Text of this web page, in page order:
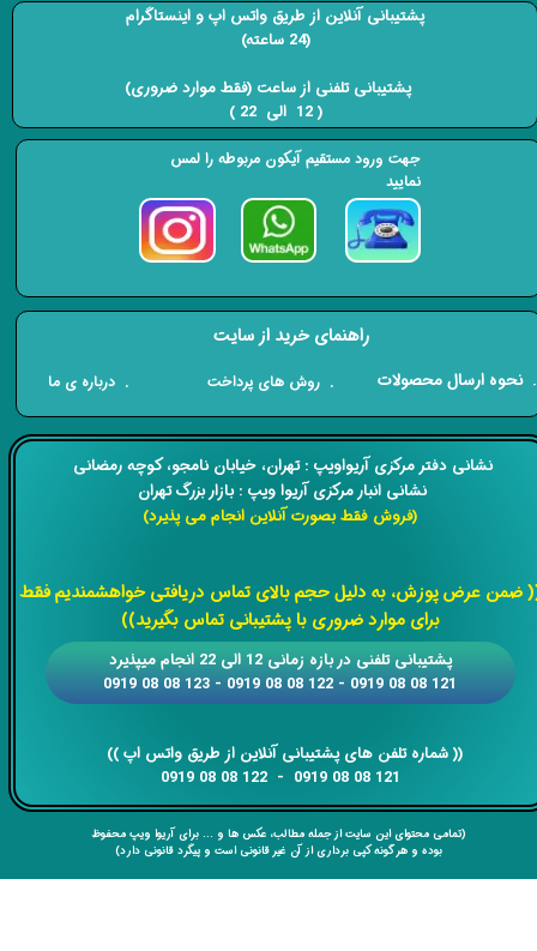
​​نشانی دفتر مرکزی آریواویپ : تهران، خیابان نامجو،کوچه رمضانی
نشانی انبار مرکزی آریوا ویپ : بازار بزرگ تهران
(فروش فقط بصورت آنلاین انجام می پذیرد)
ضمن عرض پوزش، به دلیل حجم بالای تماس دریافتی خواهشمندیم فقط
برای موارد ضروری با پشتیبانی تماس بگیرید))
​​​​​​​​​​​​​​(( ​​​​​​​شماره تلفن های پشتیبانی آنلاین از طریق واتس اپ ))
​​​​​​​121 08 08 0919 - 122 08 08 0919
​​پشتیبانی تلفنی در بازه زمانی 12 الی 22 انجام میپذیرد
121 08 08 0919 - 122 08 08 0919 - 123 08 08 0919
(تمامی محتوای این سایت از جمله مطالب، عکس ها و ... برای آریوا ویپ محفوظ
بوده و هر گونه کپی برداری از آن غیر قانونی است و پیگرد قانونی دارد)
راهنمای خرید از سایت
​. نحوه ارسال محصولات . روش های پرداخت . درباره ی ما
پشتیبانی آنلاین از طریق واتس اپ و اینستاگرام
(24 ساعته)
​​​​​​​ پشتیبانی تلفنی از ساعت (فقط موارد ضروری)
( 12 الی 22 ) ​​​​​​​
جهت ورود مستقیم آیکون مربوطه را لمس
نمایید